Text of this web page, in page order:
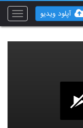
Toggle
آپلود ویدیو